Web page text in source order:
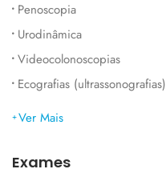
Penoscopia
Urodinâmica
Videocolonoscopias
Ecografias (ultrassonografias)
Ver Mais
Exames